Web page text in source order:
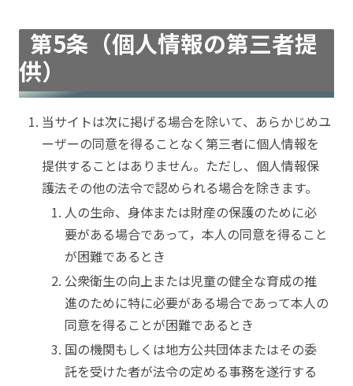
第5条（個人情報の第三者提
供）
当サイトは次に掲げる場合を除いて、あらかじめユ
ーザーの同意を得ることなく第三者に個人情報を
提供することはありません。ただし、個人情報保
護法その他の法令で認められる場合を除きます。
人の生命、身体または財産の保護のために必
要がある場合であって，本人の同意を得ること
が困難であるとき
公衆衛生の向上または児童の健全な育成の推
進のために特に必要がある場合であって本人の
同意を得ることが困難であるとき
国の機関もしくは地方公共団体またはその委
託を受けた者が法令の定める事務を遂行する